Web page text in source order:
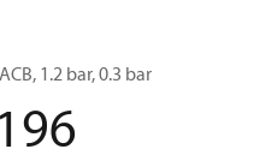
1.2 bar, 0.3 bar